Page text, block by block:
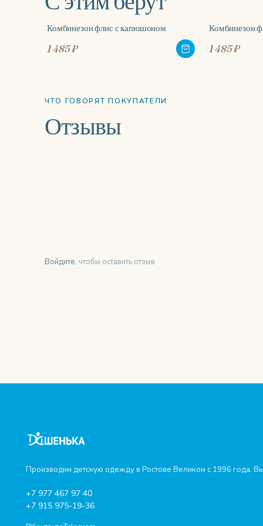
Комбинезон флис с капюшоном
1 485 ₽
Комбинезон
1 485 ₽
ЧТО ГОВОРЯТ ПОКУПАТЕЛИ
Отзывы
Войдите, чтобы оставить отзыв
Производим детскую одежду в Ростове Великом с 1996 года.
+7 977 467 97 40
+7 915 975-19-36